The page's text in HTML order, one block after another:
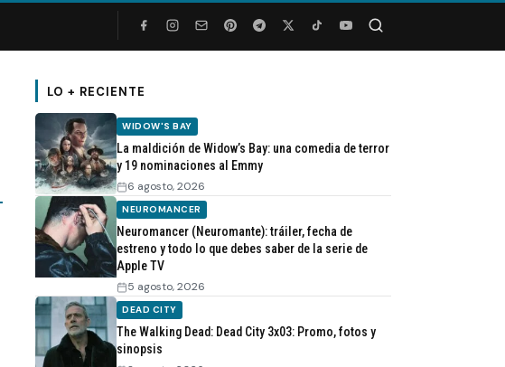
LO + RECIENTE
WIDOW'S BAY
La maldición de Widow’s Bay: una comedia de terror
y 19 nominaciones al Emmy
6 agosto, 2026
NEUROMANCER
Neuromancer (Neuromante): tráiler, fecha de
estreno y todo lo que debes saber de la serie de
Apple TV
5 agosto, 2026
DEAD CITY
The Walking Dead: Dead City 3x03: Promo, fotos y
sinopsis